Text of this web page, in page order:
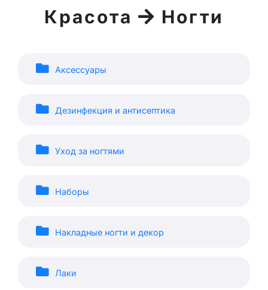
Красота
Ногти
Аксессуары
Дезинфекция и антисептика
Уход за ногтями
Наборы
Накладные ногти и декор
Лаки